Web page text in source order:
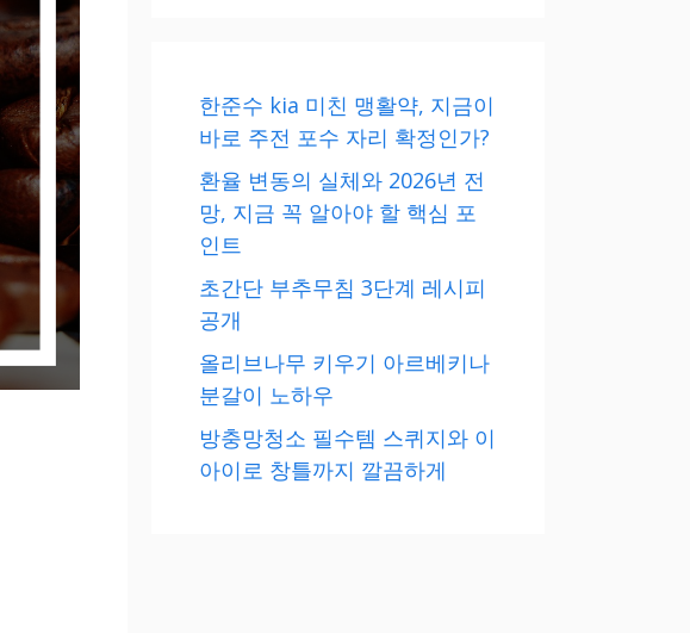
한준수 kia 미친 맹활약, 지금이
바로 주전 포수 자리 확정인가?
환율 변동의 실체와 2026년 전
망, 지금 꼭 알아야 할 핵심 포
인트
초간단 부추무침 3단계 레시피
공개
올리브나무 키우기 아르베키나
분갈이 노하우
방충망청소 필수템 스퀴지와 이
아이로 창틀까지 깔끔하게